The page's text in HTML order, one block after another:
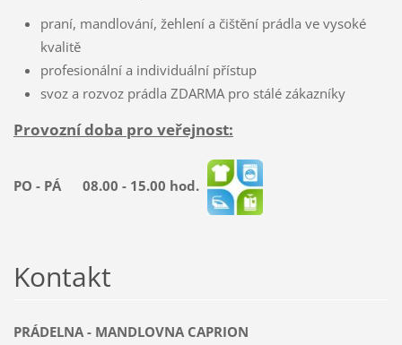
praní, mandlování, žehlení a čištění prádla ve vysoké
kvalitě
profesionální a individuální přístup
svoz a rozvoz prádla ZDARMA pro stálé zákazníky
Provozní doba pro veřejnost:
PO - PÁ 08.00 - 15.00 hod.
Kontakt
PRÁDELNA - MANDLOVNA CAPRION